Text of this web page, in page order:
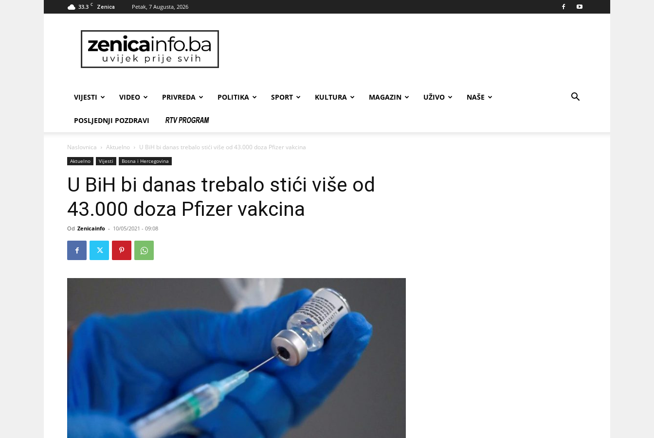
33.3 C Zenica Petak, 7 Augusta, 2026
zenicainfo.ba
VIJESTI VIDEO PRIVREDA POLITIKA SPORT KULTURA MAGAZIN UŽIVO NAŠE
POSLJEDNJI POZDRAVI
Naslovnica Aktuelno U BiH bi danas trebalo stići više od 43.000 doza Pfizer vakcina
Aktuelno Vijesti Bosna i Hercegovina
U BiH bi danas trebalo stići više od
43.000 doza Pfizer vakcina
Od Zenicainfo - 10/05/2021 - 09:08